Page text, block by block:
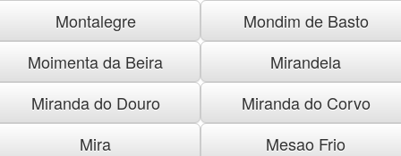
Montalegre
Mondim de Basto
Moimenta da Beira
Mirandela
Miranda do Douro
Miranda do Corvo
Mira
Mesao Frio